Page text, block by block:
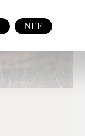
NEE